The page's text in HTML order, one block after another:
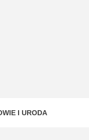
I URODA